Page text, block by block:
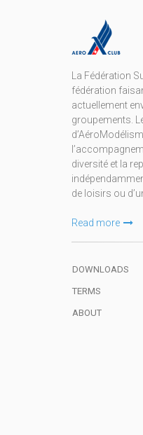
La Fédération
fédération
actuellement
groupements.
diversité et la
de loisirs ou
Read more
DOWNLOADS
TERMS
ABOUT